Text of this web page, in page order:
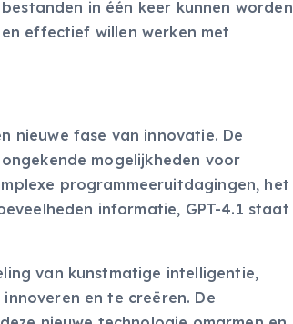
in één keer kunnen worden
effectief willen werken met
nieuwe fase van innovatie. De
mogelijkheden voor
programmeeruitdagingen, het
informatie, GPT-4.1 staat
van kunstmatige intelligentie,
en te creëren. De